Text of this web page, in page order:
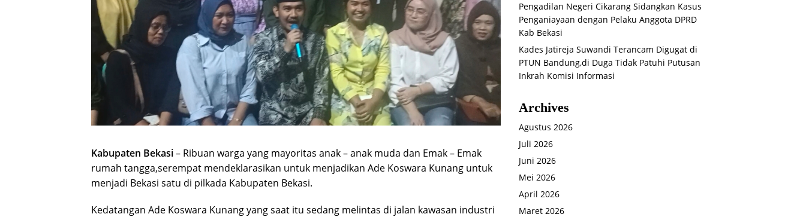
Kabupaten Bekasi– Ribuan warga yang mayoritas anak – anak muda dan Emak – Emak
rumah tangga,serempat mendeklarasikan untuk menjadikan Ade Koswara Kunang untuk
menjadi Bekasi satu di pilkada Kabupaten Bekasi.
Kedatangan Ade Koswara Kunang yang saat itu sedang melintas di jalan kawasan industri
Pengadilan Negeri Cikarang Sidangkan Kasus
Penganiayaan dengan Pelaku Anggota DPRD
Kab Bekasi
Kades Jatireja Suwandi Terancam Digugat di
PTUN Bandung,di Duga Tidak Patuhi Putusan
Inkrah Komisi Informasi
Archives
Agustus 2026
Juli 2026
Juni 2026
Mei 2026
April 2026
Maret 2026